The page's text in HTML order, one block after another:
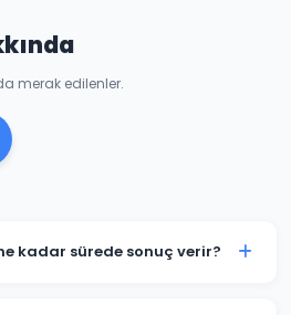
merak edilenler.
kadar sürede sonuç verir?